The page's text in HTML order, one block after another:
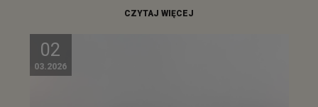
CZYTAJ WIĘCEJ
02
03.2026